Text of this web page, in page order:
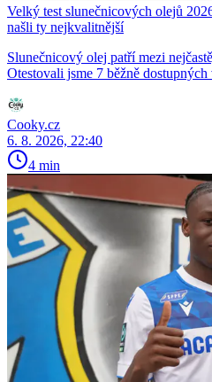
Velký test slunečnicových olejů
našli ty nejkvalitnější
Slunečnicový olej patří mezi
Otestovali jsme 7 běžně
Cooky.cz
6. 8. 2026, 22:40
4 min